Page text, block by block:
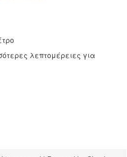
λεπτομέρειες για